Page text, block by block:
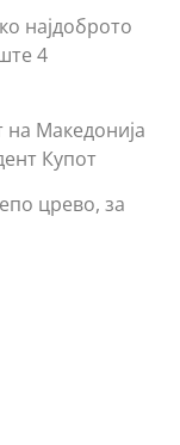
најдоброто
4
на Македонија
Купот
црево, за